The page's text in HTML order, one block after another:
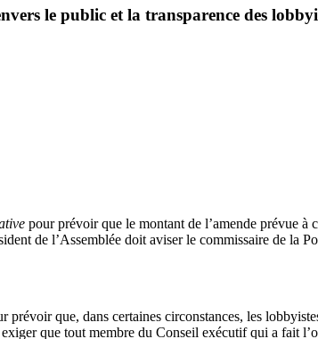
le public et la transparence des
pour prévoir que le montant de l’amende prévue à
de l’Assemblée doit aviser le commissaire de la
prévoir que, dans certaines circonstances, les
que tout membre du Conseil exécutif qui a fait